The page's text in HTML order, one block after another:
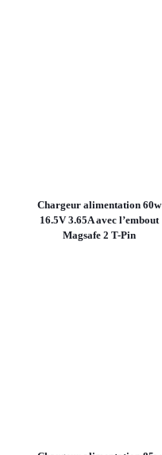
Chargeur alimentation 60w
16.5V 3.65A avec l’embout
Magsafe 2 T-Pin